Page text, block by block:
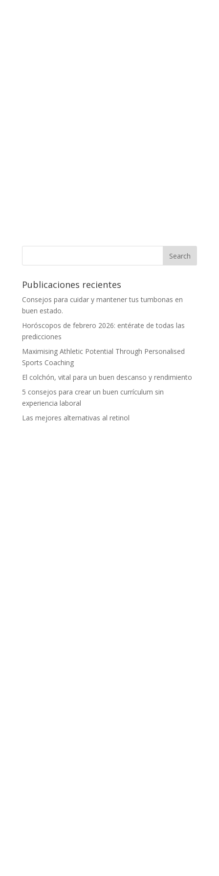
Publicaciones recientes
Consejos para cuidar y mantener tus tumbonas en
buen estado.
Horóscopos de febrero 2026: entérate de todas las
predicciones
Maximising Athletic Potential Through Personalised
Sports Coaching
El colchón, vital para un buen descanso y rendimiento
5 consejos para crear un buen currículum sin
experiencia laboral
Las mejores alternativas al retinol